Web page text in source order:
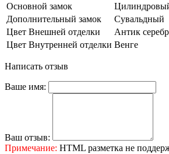
Основной замок
Дополнительный замок
Сувальдный
Цвет Внешней отделки
Антик
Цвет Внутренней отделки Венге
Написать отзыв
Ваше имя:
Ваш отзыв:
Примечание: HTML разметка не